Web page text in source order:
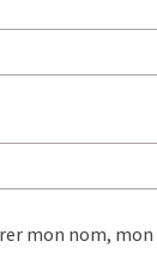
mon nom,